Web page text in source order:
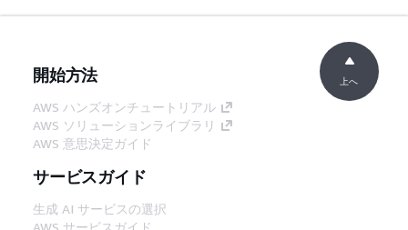
開始方法
AWS ハンズオンチュートリアル
AWS ソリューションライブラリ
AWS 意思決定ガイド
サービスガイド
生成 AI サービスの選択
AWS サービスガイド
上へ